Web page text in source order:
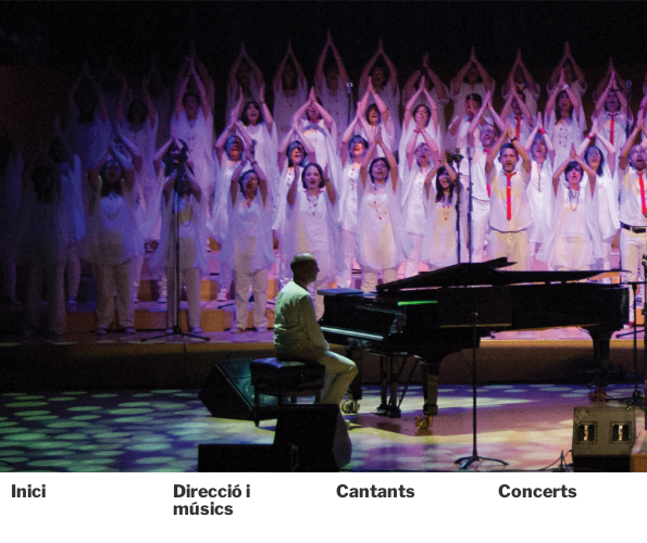
Inici
Direcció i
músics
Cantants Concerts